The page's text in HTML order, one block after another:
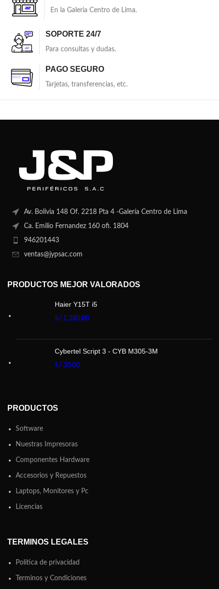
En la Galeria Centro de Lima.
SOPORTE 24/7
Para consultas y dudas.
PAGO SEGURO
Tarjetas, transferencias, etc.
Av. Bolivia 148 Of. 2218 Pta 4 -Galería Centro de Lima
Ca. Emilio Fernandez 160 ofi. 1804
946201443
ventas@jypsac.com
PRODUCTOS MEJOR VALORADOS
Haier Y15T i5
S/ 1,380.00
Cybertel Script 3 - CYB M305-3M
S/ 30.00
PRODUCTOS
Software
Nuestras Impresoras
Componentes Hardware
Accesorios y Repuestos
Laptops, Monitores y Pc
Licencias
TERMINOS LEGALES
Política de privacidad
Terminos y Condiciones